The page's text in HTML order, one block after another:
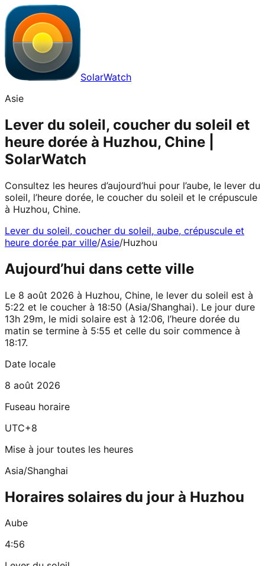
SolarWatch
Asie
Lever du soleil, coucher du soleil et
heure dorée à Huzhou, Chine |
SolarWatch
Consultez les heures d’aujourd’hui pour l’aube, le lever du
soleil, l’heure dorée, le coucher du soleil et le crépuscule
à Huzhou, Chine.
Lever du soleil, coucher du soleil, aube, crépuscule et
heure dorée par ville/Asie/Huzhou
Aujourd’hui dans cette ville
Le 8 août 2026 à Huzhou, Chine, le lever du soleil est à
5:22 et le coucher à 18:50 (Asia/Shanghai). Le jour dure
13h 29m, le midi solaire est à 12:06, l’heure dorée du
matin se termine à 5:55 et celle du soir commence à
18:17.
Date locale
8 août 2026
Fuseau horaire
UTC+8
Mise à jour toutes les heures
Asia/Shanghai
Horaires solaires du jour à Huzhou
Aube
4:56